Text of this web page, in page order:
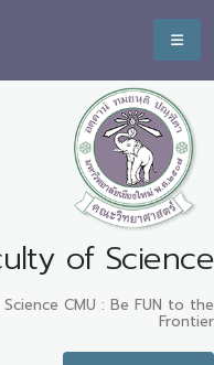
of Science
Science CMU : Be FUN to the
Frontier